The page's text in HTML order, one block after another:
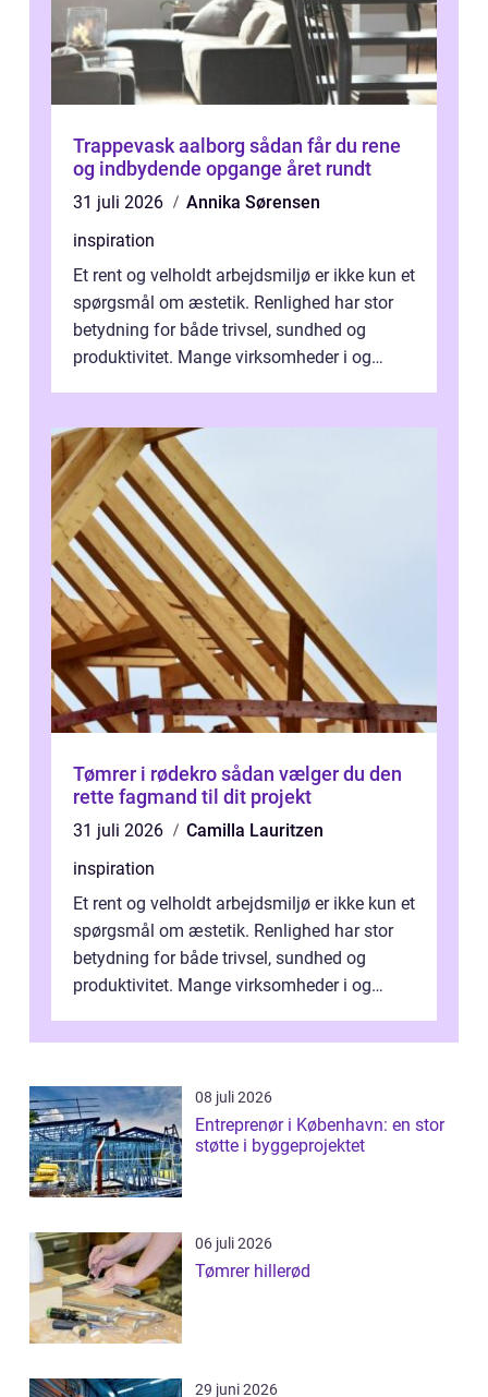
Trappevask aalborg sådan får du rene
og indbydende opgange året rundt
31 juli 2026
Annika Sørensen
inspiration
Et rent og velholdt arbejdsmiljø er ikke kun et
spørgsmål om æstetik. Renlighed har stor
betydning for både trivsel, sundhed og
produktivitet. Mange virksomheder i og
Tømrer i rødekro sådan vælger du den
rette fagmand til dit projekt
31 juli 2026
Camilla Lauritzen
inspiration
Et rent og velholdt arbejdsmiljø er ikke kun et
spørgsmål om æstetik. Renlighed har stor
betydning for både trivsel, sundhed og
produktivitet. Mange virksomheder i og
08 juli 2026
Entreprenør i København: en stor
støtte i byggeprojektet
06 juli 2026
Tømrer hillerød
29 juni 2026